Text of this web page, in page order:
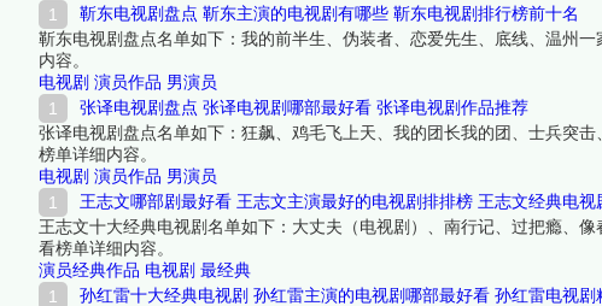
靳东电视剧盘点 靳东主演的电视剧有哪些 靳东电视剧排行榜前十名
靳东电视剧盘点名单如下：我的前半生、伪装者、恋爱先生、底线、温州
内容。
电视剧 演员作品 男演员
张译电视剧盘点 张译电视剧哪部最好看 张译电视剧作品推荐
张译电视剧盘点名单如下：狂飙、鸡毛飞上天、我的团长我的团、士兵突
榜单详细内容。
电视剧 演员作品 男演员
王志文哪部剧最好看 王志文主演最好的电视剧排排榜 王志文经典电视
王志文十大经典电视剧名单如下：大丈夫（电视剧）、南行记、过把瘾、
看榜单详细内容。
演员经典作品 电视剧 最经典
孙红雷十大经典电视剧 孙红雷主演的电视剧哪部最好看 孙红雷电视剧